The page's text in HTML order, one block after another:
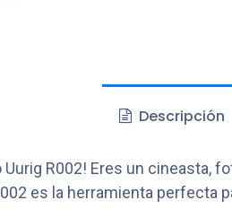
Descripción
R002! Eres un
es la herramienta perfecta